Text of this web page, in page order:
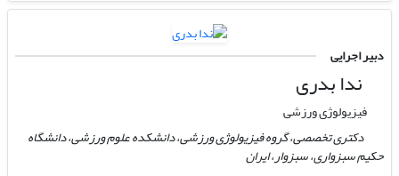
دبیر اجرایی
ندا بدری
فیزیولوژی ورزشی
دکتری تخصصی، گروه فیزیولوژی ورزشی، دانشکده علوم ورزشی، دانشگاه
حکیم سبزواری، سبزوار، ایران